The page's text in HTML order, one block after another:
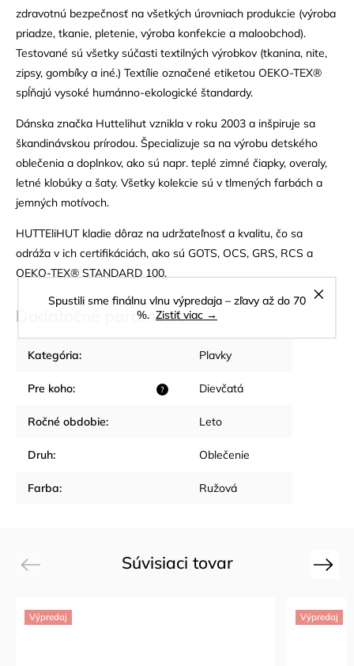
Spustili sme finálnu vlnu výpredaja – zľavy až do 70
%. Zistiť viac →
zdravotnú bezpečnosť na všetkých úrovniach produkcie (výroba
priadze, tkanie, pletenie, výroba konfekcie a maloobchod).
Testované sú všetky súčasti textilných výrobkov (tkanina, nite,
zipsy, gombíky a iné.) Textílie označené etiketou OEKO-TEX®
spĺňajú vysoké humánno-ekologické štandardy.
Dánska značka Huttelihut vznikla v roku 2003 a inšpiruje sa
škandinávskou prírodou. Špecializuje sa na výrobu detského
oblečenia a doplnkov, ako sú napr. teplé zimné čiapky, overaly,
letné klobúky a šaty. Všetky kolekcie sú v tlmených farbách a
jemných motívoch.
HUTTEliHUT kladie dôraz na udržateľnosť a kvalitu, čo sa
odráža v ich certifikáciách, ako sú GOTS, OCS, GRS, RCS a
OEKO-TEX® STANDARD 100.
Dodatočné parametre
Kategória: Plavky
?
Pre koho: Dievčatá
Ročné obdobie: Leto
Druh: Oblečenie
Farba: Ružová
Súvisiaci tovar
Previous
Výpredaj Výpredaj
Next